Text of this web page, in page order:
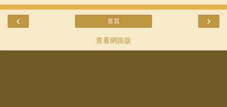
‹ ›
首頁
查看網路版